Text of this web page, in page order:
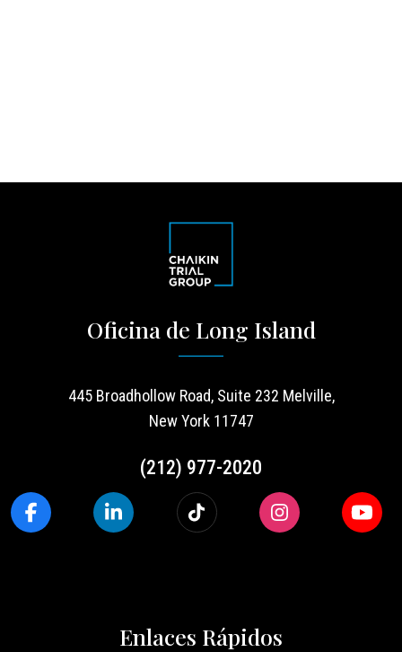
Oficina de Long Island
445 Broadhollow Road, Suite 232 Melville,
New York 11747
(212) 977-2020
Enlaces Rápidos